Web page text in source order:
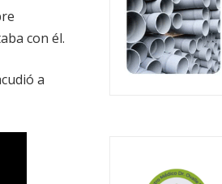
con él.
a